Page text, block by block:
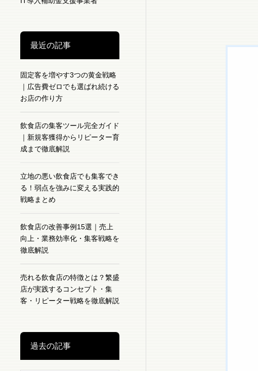
最近の記事
固定客を増やす3つの黄金戦略
｜広告費ゼロでも選ばれ続ける
お店の作り方
飲食店の集客ツール完全ガイド
｜新規客獲得からリピーター育
成まで徹底解説
立地の悪い飲食店でも集客でき
る！弱点を強みに変える実践的
戦略まとめ
飲食店の改善事例15選｜売上
向上・業務効率化・集客戦略を
徹底解説
売れる飲食店の特徴とは？繁盛
店が実践するコンセプト・集
客・リピーター戦略を徹底解説
過去の記事